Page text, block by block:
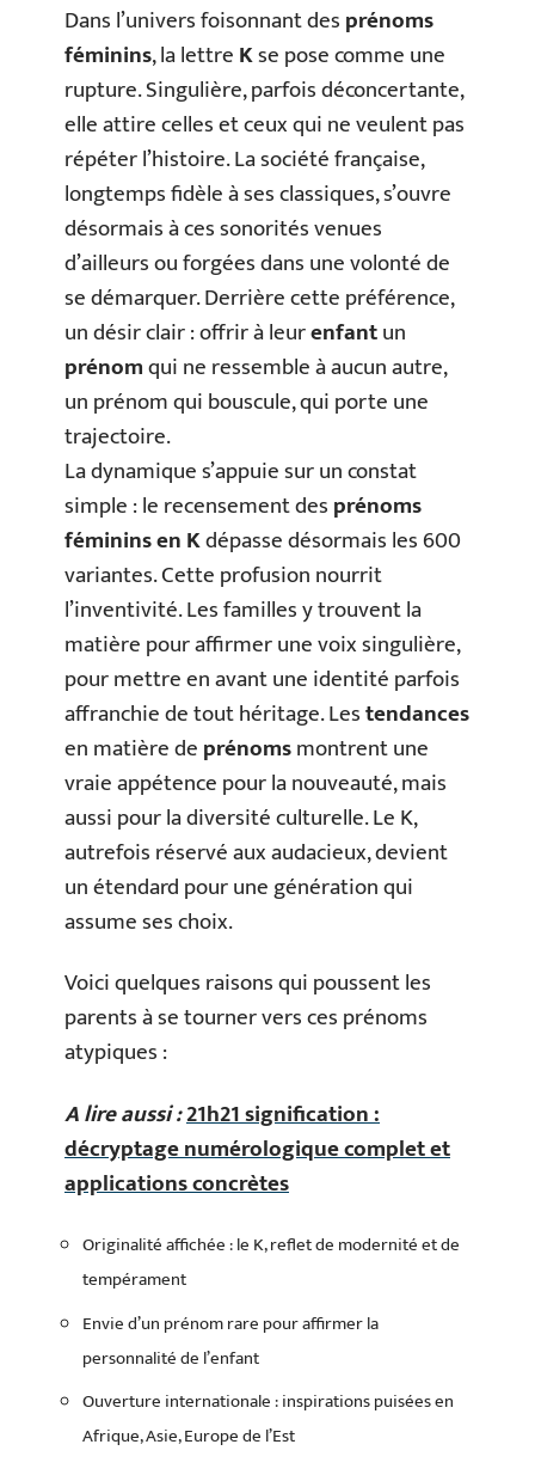
Dans l’univers foisonnant desprénoms
féminins, la lettreKse pose comme une
rupture. Singulière, parfois déconcertante,
elle attire celles et ceux qui ne veulent pas
répéter l’histoire. La société française,
longtemps fidèle à ses classiques, s’ouvre
désormais à ces sonorités venues
d’ailleurs ou forgées dans une volonté de
se démarquer. Derrière cette préférence,
un désir clair : offrir à leurenfantun
prénomqui ne ressemble à aucun autre,
un prénom qui bouscule, qui porte une
trajectoire.
La dynamique s’appuie sur un constat
simple : le recensement desprénoms
féminins en Kdépasse désormais les 600
variantes. Cette profusion nourrit
l’inventivité. Les familles y trouvent la
matière pour affirmer une voix singulière,
pour mettre en avant une identité parfois
affranchie de tout héritage. Lestendances
en matière deprénomsmontrent une
vraie appétence pour la nouveauté, mais
aussi pour la diversité culturelle. Le K,
autrefois réservé aux audacieux, devient
un étendard pour une génération qui
assume ses choix.
Voici quelques raisons qui poussent les
parents à se tourner vers ces prénoms
atypiques :
A lire aussi :21h21 signification :
décryptage numérologique complet et
applications concrètes
Originalité affichée : le K, reflet de modernité et de
tempérament
Envie d’un prénom rare pour affirmer la
personnalité de l’enfant
Ouverture internationale : inspirations puisées en
Afrique, Asie, Europe de l’Est